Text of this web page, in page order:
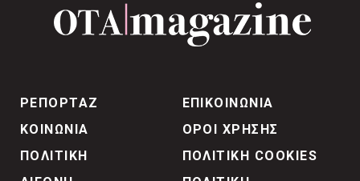
ΡΕΠΟΡΤΑΖ
ΚΟΙΝΩΝΙΑ
ΠΟΛΙΤΙΚΗ
ΕΠΙΚΟΙΝΩΝΙΑ
ΟΡΟΙ ΧΡΗΣΗΣ
ΠΟΛΙΤΙΚΗ COOKIES